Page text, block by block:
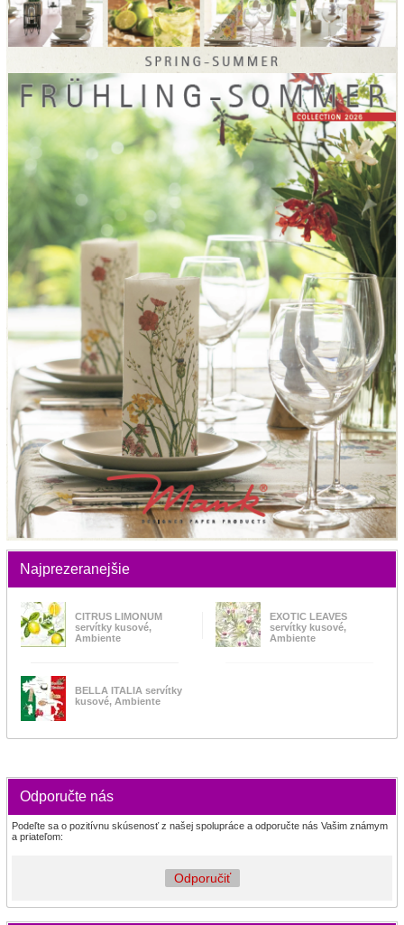
Najprezeranejšie
CITRUS LIMONUM
servítky kusové,
Ambiente
EXOTIC LEAVES
servítky kusové,
Ambiente
BELLA ITALIA servítky
kusové, Ambiente
Odporučte nás
Podeľte sa o pozitívnu skúsenosť z našej spolupráce a odporučte nás Vašim známym
a priateľom:
Odporučiť